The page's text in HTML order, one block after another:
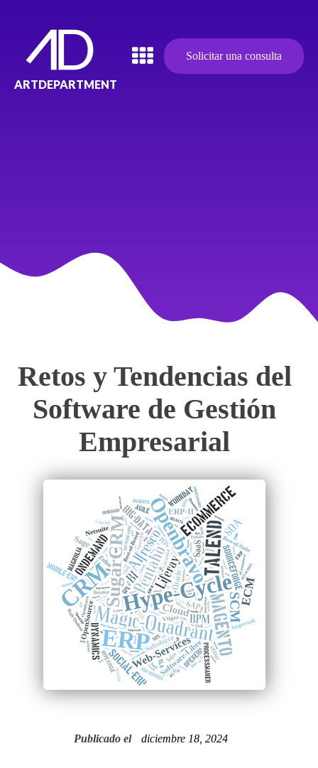
ARTDEPARTMENT
Solicitar una consulta
Retos y Tendencias del
Software de Gestión
Empresarial
Publicado el diciembre 18, 2024